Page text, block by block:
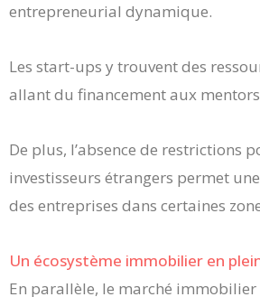
entrepreneurial dynamique.
Les start-ups y trouvent des
allant du financement aux
De plus, l’absence de restrictions
investisseurs étrangers permet
des entreprises dans certaines
Un écosystème immobilier en
En parallèle, le marché immobilier